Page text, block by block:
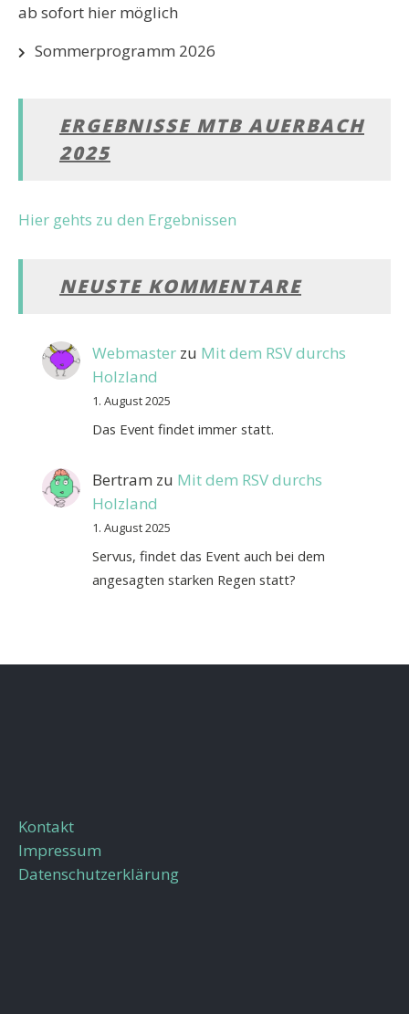
ab sofort hier möglich
Sommerprogramm 2026
ERGEBNISSE MTB AUERBACH
2025
Hier gehts zu den Ergebnissen
NEUSTE KOMMENTARE
Webmasterzu Mit dem RSV durchs
Holzland
1. August 2025
Das Event findet immer statt.
Bertram zu Mit dem RSV durchs
Holzland
1. August 2025
Servus, findet das Event auch bei dem
angesagten starken Regen statt?
Kontakt
Impressum
Datenschutzerklärung